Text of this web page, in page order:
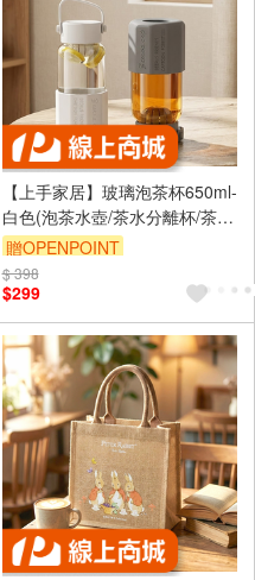
【上手家居】玻璃泡茶杯650ml-
白色(泡茶水壺/茶水分離杯/茶水
分離/泡茶瓶)
贈OPENPOINT
訂單滿999享9折
$ 398
$299